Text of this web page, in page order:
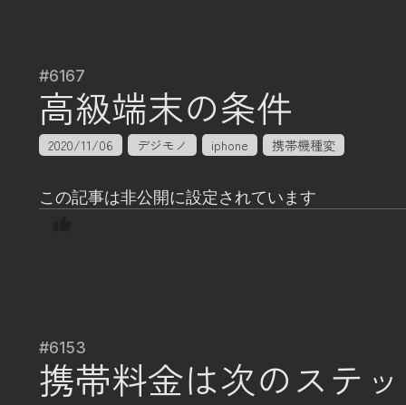
#6167
高級端末の条件
2020/11/06 デジモノ iphone 携帯機種変
この記事は非公開に設定されています
#6153
携帯料金は次のステ